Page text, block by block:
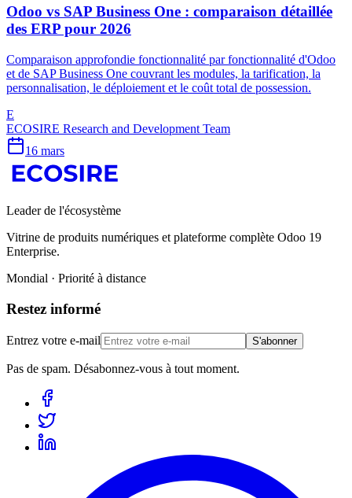
Odoo vs SAP Business One : comparaison détaillée
des ERP pour 2026
Comparaison approfondie fonctionnalité par fonctionnalité d'Odoo
et de SAP Business One couvrant les modules, la tarification, la
personnalisation, le déploiement et le coût total de possession.
E
ECOSIRE Research and Development Team
16 mars
Leader de l'écosystème
Vitrine de produits numériques et plateforme complète Odoo 19
Enterprise.
Mondial · Priorité à distance
Restez informé
Entrez votre e-mail S'abonner
Pas de spam. Désabonnez-vous à tout moment.